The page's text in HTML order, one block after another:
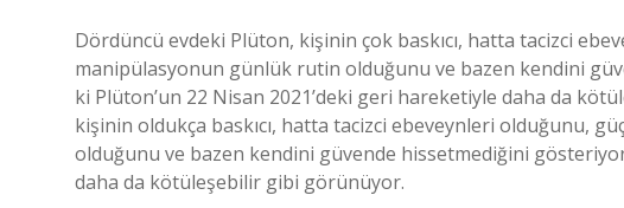
Dördüncü evdeki Plüton, kişinin çok baskıcı, hatta tacizci
manipülasyonun günlük rutin olduğunu ve bazen kendini
ki Plüton’un 22 Nisan 2021’deki geri hareketiyle daha da
kişinin oldukça baskıcı, hatta tacizci ebeveynleri olduğunu,
olduğunu ve bazen kendini güvende hissetmediğini
daha da kötüleşebilir gibi görünüyor.